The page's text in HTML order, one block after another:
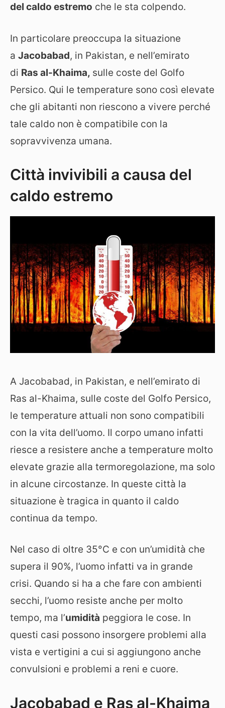
del caldo estremo che le sta colpendo.
In particolare preoccupa la situazione
a Jacobabad, in Pakistan, e nell’emirato
di Ras al-Khaima, sulle coste del Golfo
Persico. Qui le temperature sono così elevate
che gli abitanti non riescono a vivere perché
tale caldo non è compatibile con la
sopravvivenza umana.
Città invivibili a causa del
caldo estremo
A Jacobabad, in Pakistan, e nell’emirato di
Ras al-Khaima, sulle coste del Golfo Persico,
le temperature attuali non sono compatibili
con la vita dell’uomo. Il corpo umano infatti
riesce a resistere anche a temperature molto
elevate grazie alla termoregolazione, ma solo
in alcune circostanze. In queste città la
situazione è tragica in quanto il caldo
continua da tempo.
Nel caso di oltre 35°C e con un’umidità che
supera il 90%, l’uomo infatti va in grande
crisi. Quando si ha a che fare con ambienti
secchi, l’uomo resiste anche per molto
tempo, ma l’umidità peggiora le cose. In
questi casi possono insorgere problemi alla
vista e vertigini a cui si aggiungono anche
convulsioni e problemi a reni e cuore.
Jacobabad e Ras al-Khaima